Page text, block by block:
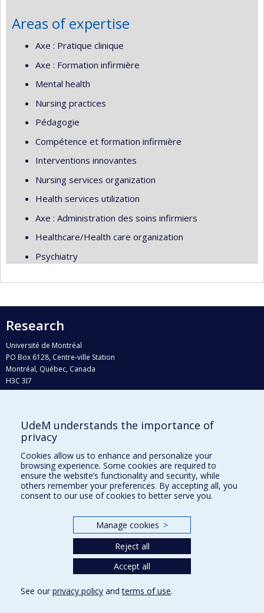
Areas of expertise
Axe : Pratique clinique
Axe : Formation infirmière
Mental health
Nursing practices
Pédagogie
Compétence et formation infirmière
Interventions innovantes
Nursing services organization
Health services utilization
Axe : Administration des soins infirmiers
Healthcare/Health care organization
Psychiatry
Research
Université de Montréal
PO Box 6128, Centre-ville Station
Montréal, Québec, Canada
H3C 3J7
Who does what?
Find us
Site map
Accessibility
UdeM understands the importance of
privacy
Cookies allow us to enhance and personalize your
browsing experience. Some cookies are required to
ensure the website’s functionality and security, while
others remember your preferences. By accepting all, you
consent to our use of cookies to better serve you.
Manage cookies >
Reject all
Accept all
See our privacy policy andterms of use.